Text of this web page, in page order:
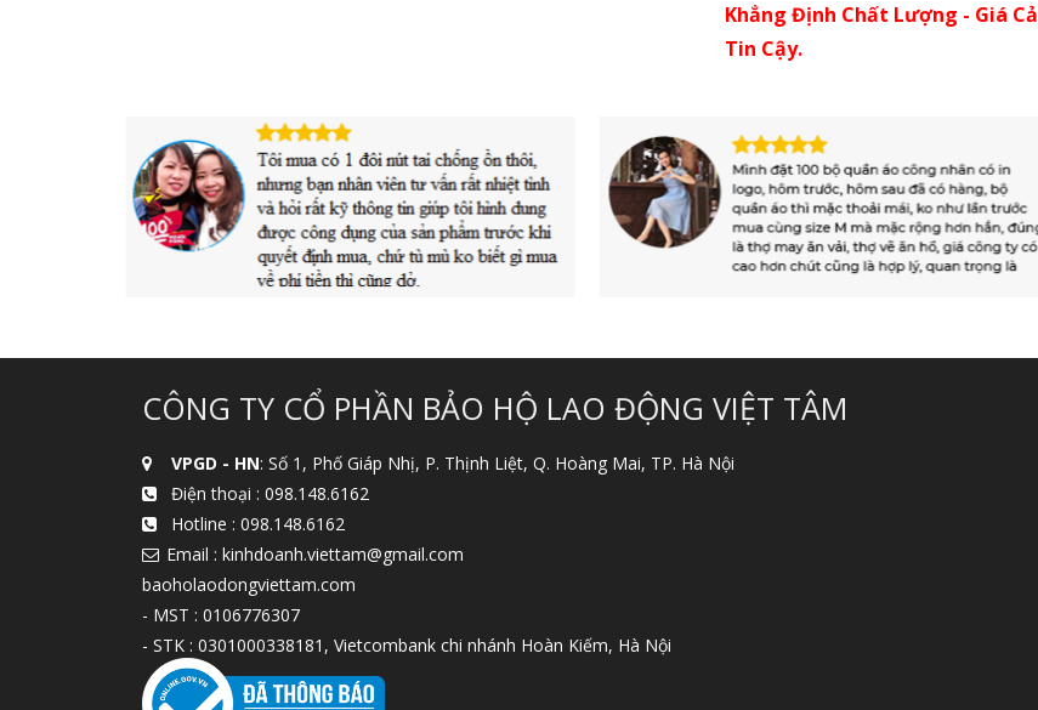
Khẳng Định Chất Lượng - Giá
Tin Cậy.
CÔNG TY CỔ PHẦN BẢO HỘ LAO ĐỘNG VIỆT TÂM
VPGD - HN: Số 1, Phố Giáp Nhị, P. Thịnh Liệt, Q. Hoàng Mai, TP. Hà Nội
Điện thoại : 098.148.6162
Hotline : 098.148.6162
Email : kinhdoanh.viettam@gmail.com
baoholaodongviettam.com
- MST : 0106776307
- STK : 0301000338181, Vietcombank chi nhánh Hoàn Kiếm, Hà Nội